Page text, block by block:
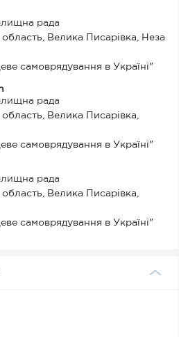
рада
Велика Писарівка, Неза
самоврядування в Україні"
рада
Велика Писарівка,
самоврядування в Україні"
рада
Велика Писарівка,
самоврядування в Україні"